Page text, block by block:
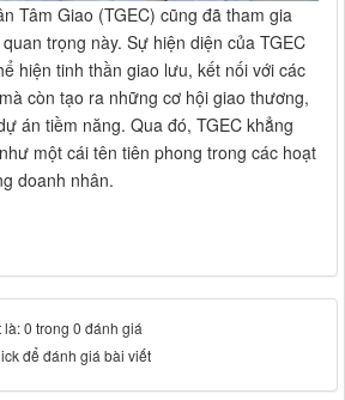
Tâm Giao (TGEC) cũng đã tham gia
trọng này. Sự hiện diện của TGEC
hiện tinh thần giao lưu, kết nối với các
còn tạo ra những cơ hội giao thương,
án tiềm năng. Qua đó, TGEC khẳng
một cái tên tiên phong trong các hoạt
doanh nhân.
0 trong 0 đánh giá
để đánh giá bài viết